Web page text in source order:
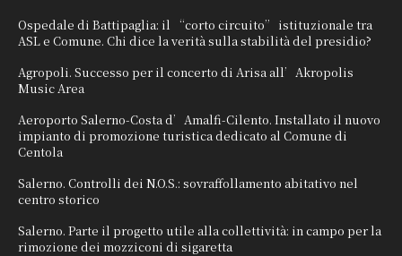
Ospedale di Battipaglia: il “corto circuito” istituzionale tra
ASL e Comune. Chi dice la verità sulla stabilità del presidio?
Agropoli. Successo per il concerto di Arisa all’Akropolis
Music Area
Aeroporto Salerno-Costa d’Amalfi-Cilento. Installato il nuovo
impianto di promozione turistica dedicato al Comune di
Centola
Salerno. Controlli dei N.O.S.: sovraffollamento abitativo nel
centro storico
Salerno. Parte il progetto utile alla collettività: in campo per la
rimozione dei mozziconi di sigaretta